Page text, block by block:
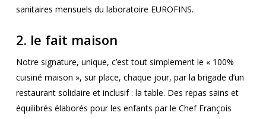
sanitaires mensuels du laboratoire EUROFINS.
2. le fait maison
Notre signature, unique, c’est tout simplement le « 100%
cuisiné maison », sur place, chaque jour, par la brigade d’un
restaurant solidaire et inclusif : la table. Des repas sains et
équilibrés élaborés pour les enfants par le Chef François